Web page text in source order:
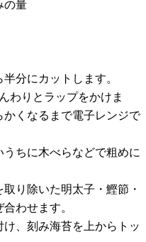
の量
分にカットします。
わりとラップをかけま
くなるまで電子レンジで
ちに木べらなどで粗めに
り除いた明太子・鰹節・
わせます。
、刻み海苔を上からトッ